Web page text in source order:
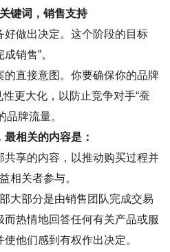
键词，销售支持
好做出决定。这个阶段的目标
成销售”。
直接意图。你要确保你的品牌
更大化，以防止竞争对手“蚕
品牌流量。
相关的内容是：
享的内容，以推动购买过程并
相关者参与。
大部分是由销售团队完成交易
热情地回答任何有关产品或服
他们感到有权作出决定。